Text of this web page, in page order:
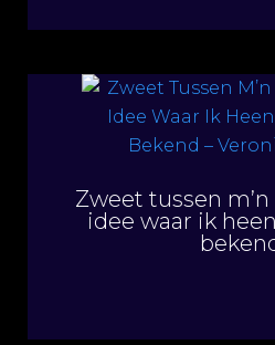
Zweet tussen
idee waar ik